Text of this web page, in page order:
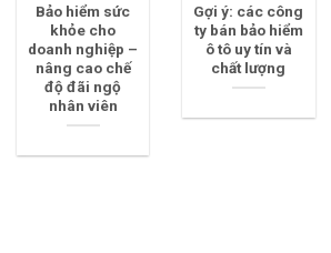
Bảo hiểm sức
khỏe cho
doanh nghiệp –
nâng cao chế
độ đãi ngộ
nhân viên
Gợi ý: các công
ty bán bảo hiểm
ô tô uy tín và
chất lượng